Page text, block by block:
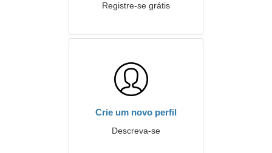
Registre-se grátis
Crie um novo perfil
Descreva-se